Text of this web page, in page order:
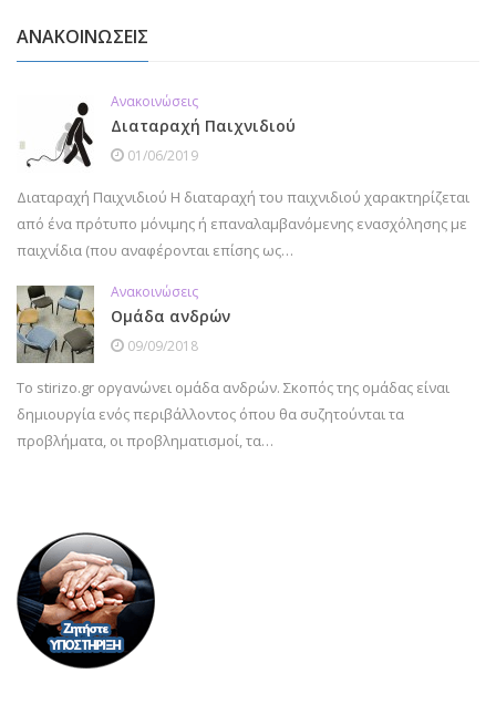
ΑΝΑΚΟΙΝΩΣΕΙΣ
Ανακοινώσεις
Διαταραχή Παιχνιδιού
01/06/2019
Διαταραχή Παιχνιδιού Η διαταραχή του παιχνιδιού χαρακτηρίζεται
από ένα πρότυπο μόνιμης ή επαναλαμβανόμενης ενασχόλησης με
παιχνίδια (που αναφέρονται επίσης ως…
Ανακοινώσεις
Ομάδα ανδρών
09/09/2018
Το stirizo.gr οργανώνει ομάδα ανδρών. Σκοπός της ομάδας είναι
δημιουργία ενός περιβάλλοντος όπου θα συζητούνται τα
προβλήματα, οι προβληματισμοί, τα…